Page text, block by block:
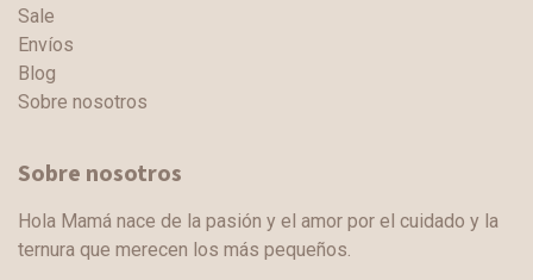
Sale
Envíos
Blog
Sobre nosotros
Sobre nosotros
Hola Mamá nace de la pasión y el amor por el cuidado y la
ternura que merecen los más pequeños.